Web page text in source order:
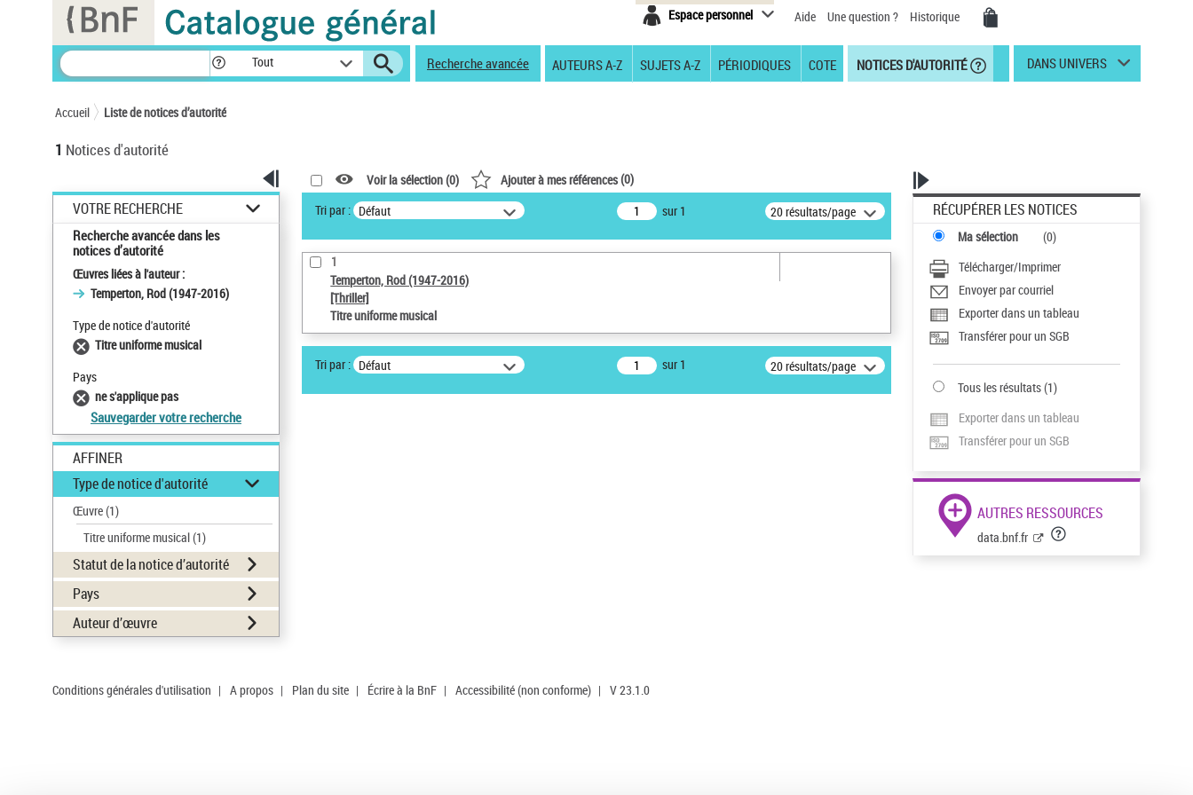
Espace personnel Aide Une question ? Historique
Tout Recherche avancée AUTEURS A-Z SUJETS A-Z PÉRIODIQUES COTE NOTICES D'AUTORITÉ DANS UNIVERS
Accueil Liste de notices d’autorité
1 Notices d'autorité
VOTRE RECHERCHE
Recherche avancée dans les
notices d’autorité
Œuvres liées à l'auteur :
Temperton, Rod (1947-2016)
Type de notice d'autorité
Titre uniforme musical
Pays
ne s'applique pas
Sauvegarder votre recherche
AFFINER
Type de notice d'autorité
Œuvre(1)
Titre uniforme musical(1)
Statut de la notice d’autorité
Pays
Auteur d’œuvre
Voir la sélection (0) Ajouter à mes références(0)
Tri par : Défaut sur 1 20 résultats/page
1
Temperton, Rod (1947-2016)
[Thriller]
Titre uniforme musical
Tri par : Défaut sur 1 20 résultats/page
RÉCUPÉRER LES NOTICES
Ma sélection (0)
Télécharger/Imprimer
Envoyer par courriel
Exporter dans un tableau
Transférer pour un SGB
Tous les résultats(1)
Exporter dans un tableau
Transférer pour un SGB
AUTRES RESSOURCES
data.bnf.fr
Conditions générales d'utilisation | A propos | Plan du site | Écrire à la BnF | Accessibilité (non conforme) | V 23.1.0
Panneau de gestion des cookies